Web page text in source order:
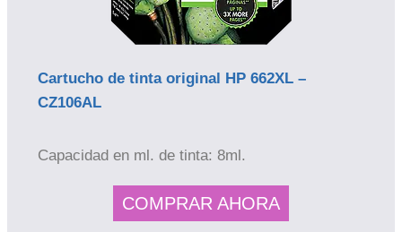
Cartucho de tinta original HP 662XL –
CZ106AL
Capacidad en ml. de tinta: 8ml.
COMPRAR AHORA